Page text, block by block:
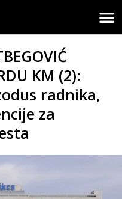
KM (2):
radnika,
za